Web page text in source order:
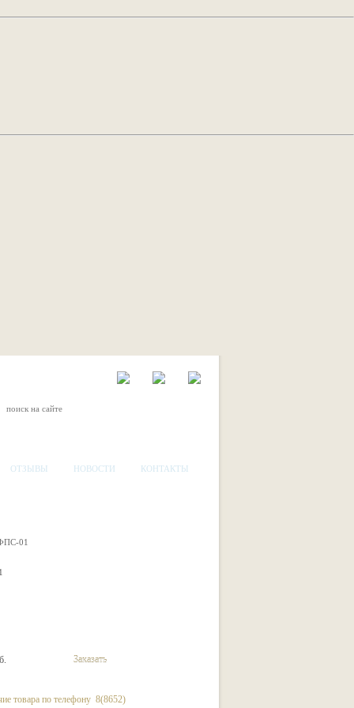
ОТЗЫВЫ НОВОСТИ КОНТАКТЫ
01
Заказать
товара по телефону 8(8652)